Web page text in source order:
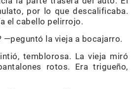
por lo que descalificaba.
el cabello pelirrojo.
—peguntó la vieja a bocajarro.
temblorosa. La vieja miró
rotos. Era trigueño,